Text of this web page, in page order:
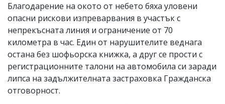
Благодарение на окото от небето бяха уловени
опасни рискови изпреварвания в участък с
непрекъсната линия и ограничение от 70
километра в час. Един от нарушителите веднага
остана без шофьорска книжка, а друг се прости с
регистрационните талони на автомобила си заради
липса на задължителната застраховка Гражданска
отговорност.